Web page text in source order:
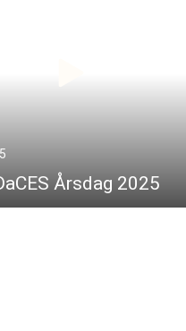
Årsdag 2025